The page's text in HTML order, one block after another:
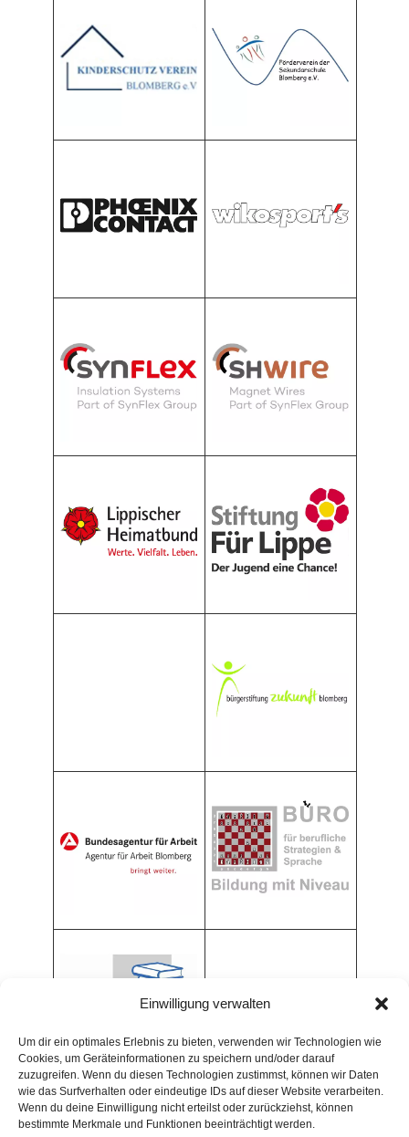
Einwilligung verwalten
Um dir ein optimales Erlebnis zu bieten, verwenden wir Technologien wie
Cookies, um Geräteinformationen zu speichern und/oder darauf
zuzugreifen. Wenn du diesen Technologien zustimmst, können wir Daten
wie das Surfverhalten oder eindeutige IDs auf dieser Website verarbeiten.
Wenn du deine Einwilligung nicht erteilst oder zurückziehst, können
bestimmte Merkmale und Funktionen beeinträchtigt werden.